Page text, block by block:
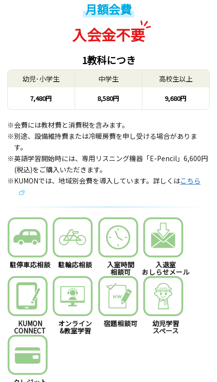
月額会費
入会金不要
1教科につき
幼児･小学生
7,480円
中学生
8,580円
高校生以上
9,680円
※会費には教材費と消費税を含みます。
※別途、設備維持費または冷暖房費を申し受ける場合がありま
す。
※英語学習開始時には、専用リスニング機器「E-Pencil」6,600円
(税込)をご購入いただきます。
※KUMONでは、地域別会費を導入しています。詳しくはこちら
駐停車応相談 駐輪応相談 入室時間
相談可
入退室
おしらせメール
KUMON
CONNECT
オンライン
&教室学習
宿題相談可 幼児学習
スペース